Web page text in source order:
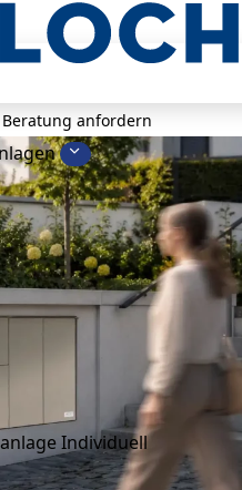
Individuell
Digitale
Beratung anfordern